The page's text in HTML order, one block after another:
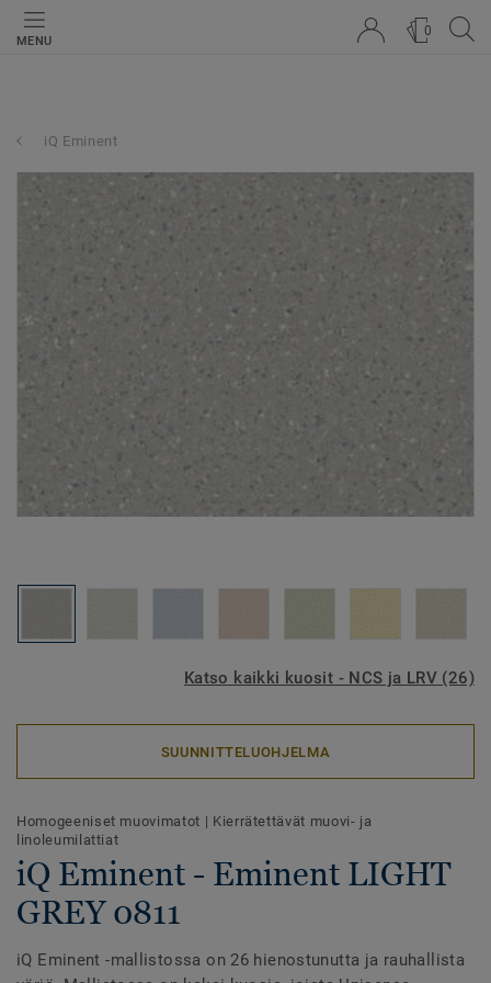
MENU
0
iQ Eminent
Katso kaikki kuosit - NCS ja LRV (26)
SUUNNITTELUOHJELMA
Homogeeniset muovimatot | Kierrätettävät muovi- ja
linoleumilattiat
iQ Eminent - Eminent LIGHT
GREY 0811
iQ Eminent -mallistossa on 26 hienostunutta ja rauhallista